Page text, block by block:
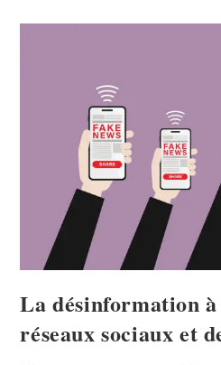
La désinformation à
réseaux sociaux et